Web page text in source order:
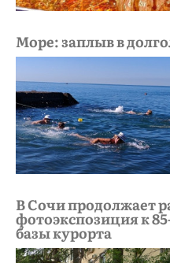
Море: заплыв в
В Сочи продолжает
фотоэкспозиция к
базы курорта